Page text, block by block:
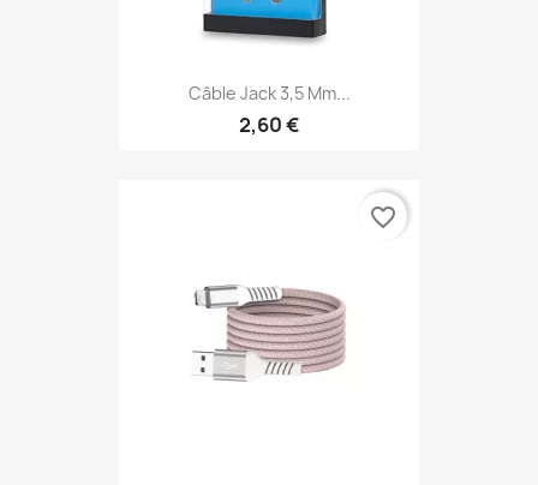
Câble Jack 3,5 Mm...
2,60 €
favorite_border